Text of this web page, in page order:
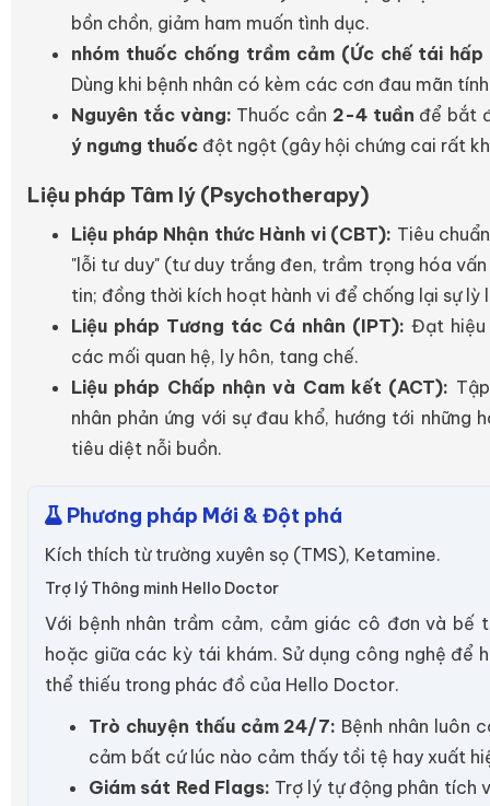
bồn chồn, giảm ham muốn tình dục.
nhóm thuốc chống trầm cảm (Ức chế tái
Dùng khi bệnh nhân có kèm các cơn đau mãn
Nguyên tắc vàng: Thuốc cần 2-4 tuần để bắt
ý ngưng thuốc đột ngột (gây hội chứng cai rất
Liệu pháp Tâm lý (Psychotherapy)
Liệu pháp Nhận thức Hành vi (CBT): Tiêu
"lỗi tư duy" (tư duy trắng đen, trầm trọng hóa
tin; đồng thời kích hoạt hành vi để chống lại sự
Liệu pháp Tương tác Cá nhân (IPT): Đạt hiệu
các mối quan hệ, ly hôn, tang chế.
Liệu pháp Chấp nhận và Cam kết (ACT):
nhân phản ứng với sự đau khổ, hướng tới những
tiêu diệt nỗi buồn.
Phương pháp Mới & Đột phá
Kích thích từ trường xuyên sọ (TMS), Ketamine.
Trợ lý Thông minh Hello Doctor
Với bệnh nhân trầm cảm, cảm giác cô đơn và bế
hoặc giữa các kỳ tái khám. Sử dụng công nghệ
thể thiếu trong phác đồ của Hello Doctor.
Trò chuyện thấu cảm 24/7: Bệnh nhân luôn
cảm bất cứ lúc nào cảm thấy tồi tệ hay xuất
Giám sát Red Flags: Trợ lý tự động phân tích